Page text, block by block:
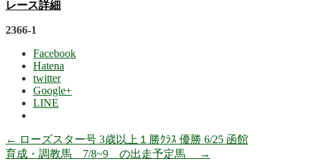
レース詳細
2366-1
Facebook
Hatena
twitter
Google+
LINE
← ローズスター号 3歳以上１勝ｸﾗｽ 優勝 6/25 函館
育成・調教馬 7/8~9 の出走予定馬
→